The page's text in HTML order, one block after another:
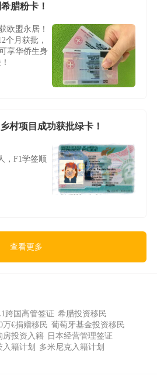
腊粉卡！
欧盟永居！
个月获批，
享华侨生身
村项目成功获批绿卡！
，F1学签顺
查看更多
跨国高管签证 希腊投资移民
万€捐赠移民 葡萄牙基金投资移民
房投资入籍 日本经营管理签证
入籍计划 多米尼克入籍计划